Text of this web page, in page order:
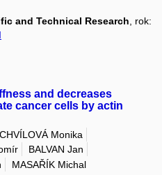
and Technical Research, rok:
and decreases
cancer cells by actin
Monika
BALVAN Jan
MASAŘÍK Michal